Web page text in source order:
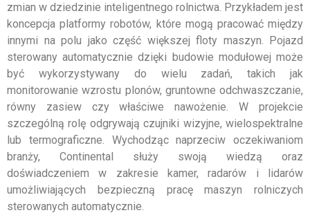
zmian w dziedzinie inteligentnego rolnictwa. Przykładem jest
koncepcja platformy robotów, które mogą pracować między
innymi na polu jako część większej floty maszyn. Pojazd
sterowany automatycznie dzięki budowie modułowej może
być wykorzystywany do wielu zadań, takich jak
monitorowanie wzrostu plonów, gruntowne odchwaszczanie,
równy zasiew czy właściwe nawożenie. W projekcie
szczególną rolę odgrywają czujniki wizyjne, wielospektralne
lub termograficzne. Wychodząc naprzeciw oczekiwaniom
branży, Continental służy swoją wiedzą oraz
doświadczeniem w zakresie kamer, radarów i lidarów
umożliwiających bezpieczną pracę maszyn rolniczych
sterowanych automatycznie.